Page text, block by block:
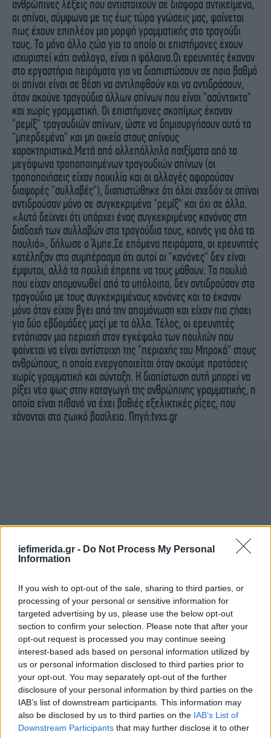
iefimerida.gr - Do Not Process My Personal
Information
If you wish to opt-out of the sale, sharing to third parties, or
processing of your personal or sensitive information for
targeted advertising by us, please use the below opt-out
section to confirm your selection. Please note that after your
opt-out request is processed you may continue seeing
interest-based ads based on personal information utilized by
us or personal information disclosed to third parties prior to
your opt-out. You may separately opt-out of the further
disclosure of your personal information by third parties on the
IAB’s list of downstream participants. This information may
also be disclosed by us to third parties on the IAB’s List of
Downstream Participants that may further disclose it to other
ανθρώπινες λέξεις που αντιστοιχούν σε διάφορα αντικείμενα,
οι σπίνοι, σύμφωνα με τις έως τώρα γνώσεις μας, φαίνεται
πως έχουν επιπλέον μια μορφή γραμματικής στο τραγούδι
τους. Το μόνο άλλο ζώο για το οποίο οι επιστήμονες έχουν
ισχυριστεί κάτι ανάλογο, είναι η φάλαινα.Οι ερευνητές έκαναν
στο εργαστήριο πειράματα για να διαπιστώσουν σε ποιο βαθμό
οι σπίνοι είναι σε θέση να αντιληφθούν και να αντιδράσουν,
όταν ακούνε τραγούδια άλλων σπίνων που είναι "ασύντακτα"
και χωρίς γραμματική. Οι επιστήμονες σκοπίμως έκαναν
"ρεμίξ" τραγουδιών σπίνων, ώστε να δημιουργήσουν αυτά τα
"μπερδεμένα" και μη οικεία στους σπίνους
χαρακτηριστικά.Μετά από αλλεπάλληλα παιξίματα από τα
μεγάφωνα τροποποιημένων τραγουδιών σπίνων (οι
τροποποιήσεις είχαν ποικιλία και οι αλλαγές αφορούσαν
διαφορές "συλλαβές"), διαπιστώθηκε ότι όλοι σχεδόν οι σπίνοι
αντιδρούσαν μόνο σε συγκεκριμένα "ρεμίξ" και όχι σε άλλα.
«Αυτό δείχνει ότι υπάρχει ένας συγκεκριμένος κανόνας στη
διαδοχή των συλλαβών στα τραγούδια τους, κοινός για όλα τα
πουλιά», δήλωσε ο Άμπε.Σε επόμενα πειράματα, οι ερευνητές
κατέληξαν στο συμπέρασμα ότι αυτοί οι "κανόνες" δεν είναι
έμφυτοι, αλλά τα πουλιά έπρεπε να τους μάθουν. Τα πουλιά
που είχαν απομονωθεί από τα υπόλοιπα, δεν αντιδρούσαν στα
τραγούδια με τους συγκεκριμένους κανόνες και το έκαναν
μόνο όταν είχαν βγει από την απομόνωση και είχαν πια ζήσει
για δύο εβδομάδες μαζί με τα άλλα. Τέλος, οι ερευνητές
εντόπισαν μια περιοχή στον εγκέφαλο των πουλιών που
φαίνεται να είναι αντίστοιχη της "περιοχής του Μπροκά" στους
ανθρώπους, η οποία ενεργοποιείται όταν ακούμε προτάσεις
χωρίς γραμματική και σύνταξη. Η διαπίστωση αυτή μπορεί να
ρίξει νέο φως στην καταγωγή της ανθρώπινης γραμματικής, η
οποία είναι πιθανό να έχει βαθιές εξελικτικές ρίζες, που
χάνονται στο ζωικό βασίλειο. Πηγή:tvxs.gr